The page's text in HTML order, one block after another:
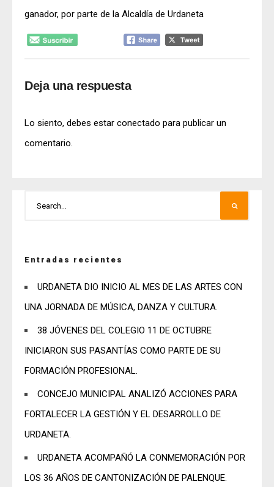
ganador, por parte de la Alcaldía de Urdaneta
Deja una respuesta
Lo siento, debes estar conectado para publicar un
comentario.
Entradas recientes
URDANETA DIO INICIO AL MES DE LAS ARTES CON
UNA JORNADA DE MÚSICA, DANZA Y CULTURA.
38 JÓVENES DEL COLEGIO 11 DE OCTUBRE
INICIARON SUS PASANTÍAS COMO PARTE DE SU
FORMACIÓN PROFESIONAL.
CONCEJO MUNICIPAL ANALIZÓ ACCIONES PARA
FORTALECER LA GESTIÓN Y EL DESARROLLO DE
URDANETA.
URDANETA ACOMPAÑÓ LA CONMEMORACIÓN POR
LOS 36 AÑOS DE CANTONIZACIÓN DE PALENQUE.